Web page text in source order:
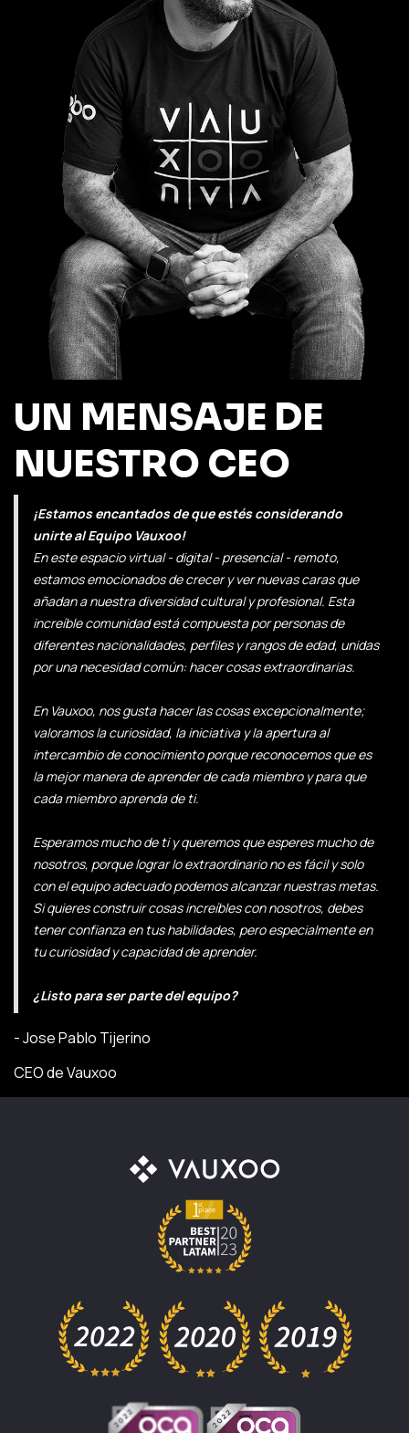
UN MENSAJE DE
NUESTRO CEO
¡Estamos encantados de que estés considerando
unirte al Equipo Vauxoo!
En este espacio virtual - digital - presencial - remoto,
estamos emocionados de crecer y ver nuevas caras que
añadan a nuestra diversidad cultural y profesional. Esta
increíble comunidad está compuesta por personas de
diferentes nacionalidades, perfiles y rangos de edad, unidas
por una necesidad común: hacer cosas extraordinarias.
En Vauxoo, nos gusta hacer las cosas excepcionalmente;
valoramos la curiosidad, la iniciativa y la apertura al
intercambio de conocimiento porque reconocemos que es
la mejor manera de aprender de cada miembro y para que
cada miembro aprenda de ti.
Esperamos mucho de ti y queremos que esperes mucho de
nosotros, porque lograr lo extraordinario no es fácil y solo
con el equipo adecuado podemos alcanzar nuestras metas.
Si quieres construir cosas increíbles con nosotros, debes
tener confianza en tus habilidades, pero especialmente en
tu curiosidad y capacidad de aprender.
¿Listo para ser parte del equipo?
- Jose Pablo Tijerino
CEO de Vauxoo